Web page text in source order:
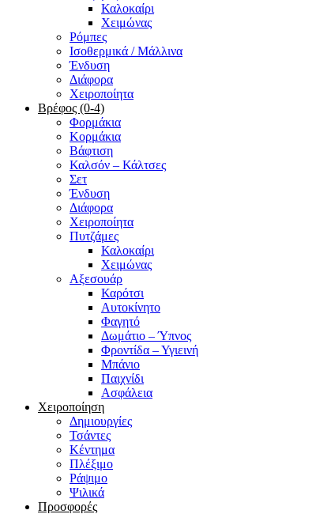
Καλοκαίρι
Χειμώνας
Ρόμπες
Ισοθερμικά / Μάλλινα
Ένδυση
Διάφορα
Χειροποίητα
Βρέφος (0-4)
Φορμάκια
Κορμάκια
Βάφτιση
Καλσόν – Κάλτσες
Σετ
Ένδυση
Διάφορα
Χειροποίητα
Πυτζάμες
Καλοκαίρι
Χειμώνας
Αξεσουάρ
Καρότσι
Αυτοκίνητο
Φαγητό
Δωμάτιο – Ύπνος
Φροντίδα – Υγιεινή
Μπάνιο
Παιχνίδι
Ασφάλεια
Χειροποίηση
Δημιουργίες
Τσάντες
Κέντημα
Πλέξιμο
Ράψιμο
Ψιλικά
Προσφορές